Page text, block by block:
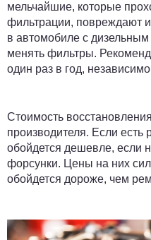
мельчайшие, которые
фильтрации, повреждают
в автомобиле с
менять фильтры.
один раз в год,
Стоимость
производителя. Если
обойдется дешевле, если
форсунки. Цены на них
обойдется дороже, чем